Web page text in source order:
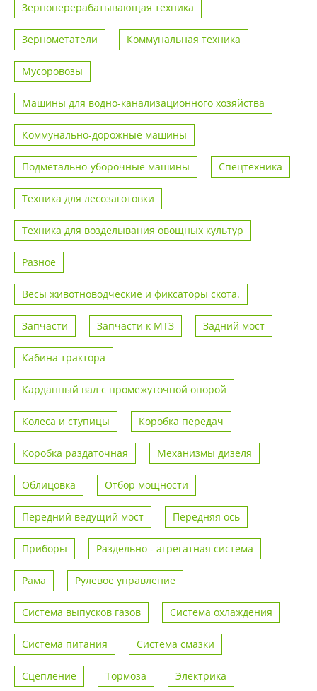
Зерноперерабатывающая техника
Зернометатели Коммунальная техника
Мусоровозы
Машины для водно-канализационного хозяйства
Коммунально-дорожные машины
Подметально-уборочные машины Спецтехника
Техника для лесозаготовки
Техника для возделывания овощных культур
Разное
Весы животноводческие и фиксаторы скота.
Запчасти Запчасти к МТЗ Задний мост
Кабина трактора
Карданный вал с промежуточной опорой
Колеса и ступицы Коробка передач
Коробка раздаточная Механизмы дизеля
Облицовка Отбор мощности
Передний ведущий мост Передняя ось
Приборы Раздельно - агрегатная система
Рама Рулевое управление
Система выпусков газов Система охлаждения
Система питания Система смазки
Сцепление Тормоза Электрика